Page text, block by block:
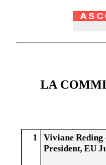
LA
1
Viviane Reding
President, EU